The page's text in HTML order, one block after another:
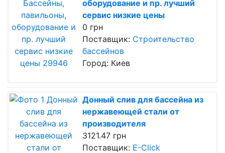
оборудование и пр. лучший
сервис низкие цены
0 грн
Поставщик: Строительство
бассейнов
Город: Киев
Донный слив для бассейна из
нержавеющей стали от
производителя
3121.47 грн
Поставщик: E-Click